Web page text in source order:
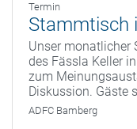
Termin
Stammtisch
Unser monatlicher
des Fässla Keller
zum
Diskussion. Gäste
ADFC Bamberg